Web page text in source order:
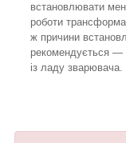
встановлювати
роботи
ж причини
рекомендується —
із ладу зварювача.